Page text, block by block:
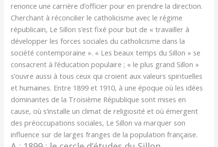
renonce une carrière d’officier pour en prendre la direction.
Cherchant à réconcilier le catholicisme avec le régime
républicain, Le Sillon s’est fixé pour but de « travailler à
développer les forces sociales du catholicisme dans la
société contemporaine ». « Les beaux temps du Sillon » se
consacrent à l’éducation populaire ; « le plus grand Sillon »
s’ouvre aussi à tous ceux qui croient aux valeurs spirituelles
et humaines. Entre 1899 et 1910, à une époque où les idées
dominantes de la Troisième République sont mises en
cause, où s’installe un climat de religiosité et où émergent
des préoccupations sociales, Le Sillon va marquer son
influence sur de larges franges de la population française.